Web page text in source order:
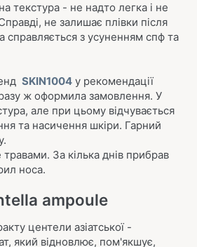
текстура - не надто легка і не
не залишає плівки після
справляється з усуненням спф та
SKIN1004 у рекомендації
ж оформила замовлення. У
але при цьому відчувається
та насичення шкіри. Гарний
За кілька днів прибрав
носа.
ampoule
центели азіатської -
який відновлює, пом'якшує,